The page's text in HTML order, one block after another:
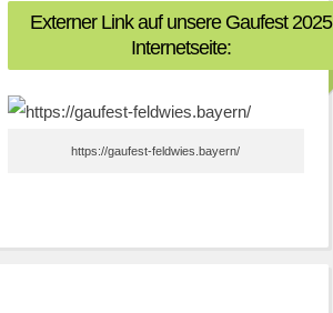
Externer Link auf unsere Gaufest 2025
Internetseite:
https://gaufest-feldwies.bayern/